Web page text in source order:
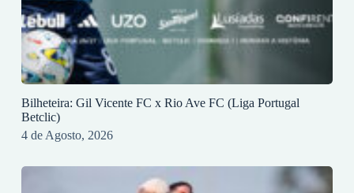
Bilheteira: Gil Vicente FC x Rio Ave FC (Liga Portugal
Betclic)
4 de Agosto, 2026